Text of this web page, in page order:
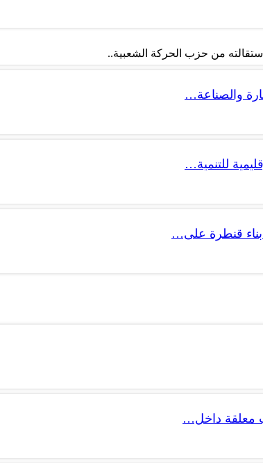
من حزب الحركة الشعبية..
للتنمية…
بناء قنطرة على…
معلقة داخل…